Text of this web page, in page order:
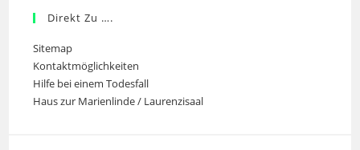
Direkt Zu ….
Sitemap
Kontaktmöglichkeiten
Hilfe bei einem Todesfall
Haus zur Marienlinde / Laurenzisaal